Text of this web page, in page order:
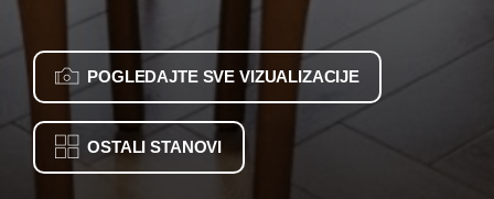
POGLEDAJTE SVE VIZUALIZACIJE
OSTALI STANOVI